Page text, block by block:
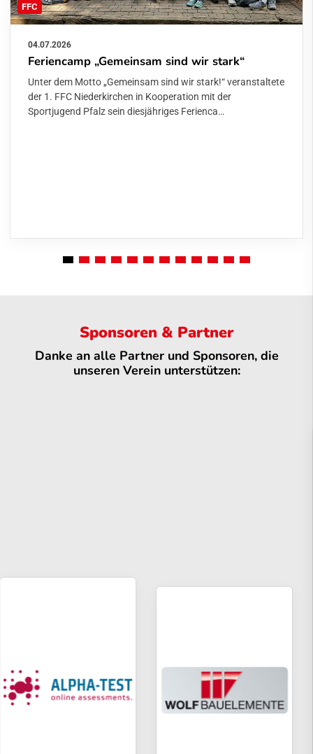
FFC
04.07.2026
Feriencamp „Gemeinsam sind wir stark“
Unter dem Motto „Gemeinsam sind wir stark!“ veranstaltete
der 1. FFC Niederkirchen in Kooperation mit der
Sportjugend Pfalz sein diesjähriges Ferienca…
Sponsoren & Partner
Danke an alle Partner und Sponsoren, die
unseren Verein unterstützen: